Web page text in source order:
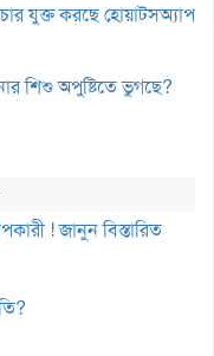
যুক্ত করছে হোয়াটসঅ্যাপ
শিশু অপুষ্টিতে ভুগছে?
! জানুন বিস্তারিত